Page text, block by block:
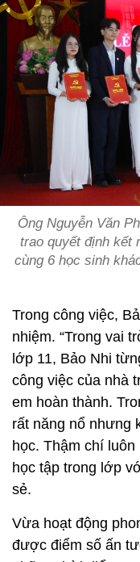
Ông Nguyễn Văn
trao quyết định kết
cùng 6 học sinh
Trong công việc,
nhiệm. “Trong vai
lớp 11, Bảo Nhi
công việc của nhà
em hoàn thành.
rất năng nổ nhưng
học. Thậm chí
học tập trong lớp
sẻ.
Vừa hoạt động
được điểm số ấn